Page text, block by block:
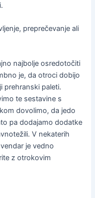
preprečevanje ali
najbolje osredotočiti
je, da otroci dobijo
prehranski paleti.
te sestavine s
dovolimo, da jedo
pa dodajamo dodatke
V nekaterih
je vedno
z otrokovim